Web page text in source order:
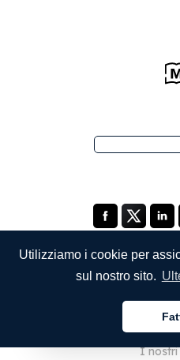
Utilizziamo i cookie per
sul nostro sito.
Chi
I nostri
Italiano